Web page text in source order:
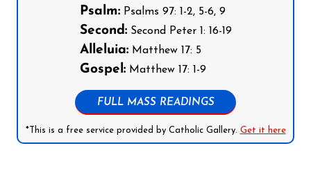
Psalm:Psalms 97: 1-2, 5-6, 9
Second:Second Peter 1: 16-19
Alleluia:Matthew 17: 5
Gospel:Matthew 17: 1-9
FULL MASS READINGS
*This is a free service provided by Catholic Gallery. Get it here